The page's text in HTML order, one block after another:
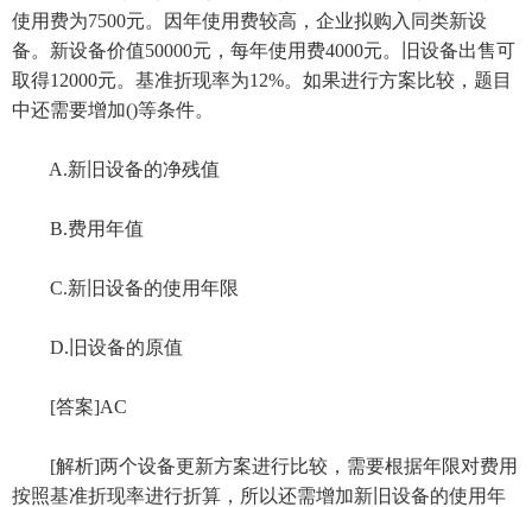
使用费为7500元。因年使用费较高，企业拟购入同类新设
备。新设备价值50000元，每年使用费4000元。旧设备出售可
取得12000元。基准折现率为12%。如果进行方案比较，题目
中还需要增加()等条件。
A.新旧设备的净残值
B.费用年值
C.新旧设备的使用年限
D.旧设备的原值
[答案]AC
[解析]两个设备更新方案进行比较，需要根据年限对费用
按照基准折现率进行折算，所以还需增加新旧设备的使用年